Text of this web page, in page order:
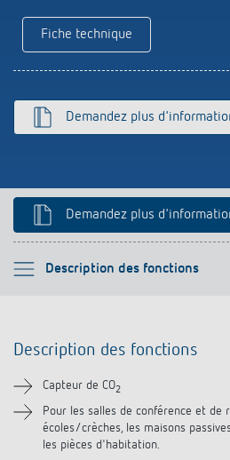
Références
Application de Theben
Télérupteur
Fiche technique
Demandez plus
Demandez plus
Description des fonctions
Veuillez sélectionner
Informations techniques
Téléchargements
Accessoires
Description des fonctions
Capteur de CO2
Pour les salles de conférence et de
écoles/crèches, les maisons
les pièces d'habitation.